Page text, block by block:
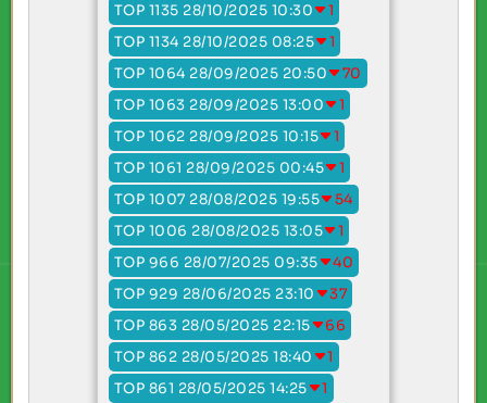
TOP 1135 28/10/2025 10:30
1
TOP 1134 28/10/2025 08:25
1
TOP 1064 28/09/2025 20:50
70
TOP 1063 28/09/2025 13:00
1
TOP 1062 28/09/2025 10:15
1
TOP 1061 28/09/2025 00:45
1
TOP 1007 28/08/2025 19:55
54
TOP 1006 28/08/2025 13:05
1
TOP 966 28/07/2025 09:35
40
TOP 929 28/06/2025 23:10
37
TOP 863 28/05/2025 22:15
66
TOP 862 28/05/2025 18:40
1
TOP 861 28/05/2025 14:25
1